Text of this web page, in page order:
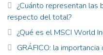
¿Cuánto representan las
respecto del total?
¿Qué es el MSCI World
GRÁFICO: la